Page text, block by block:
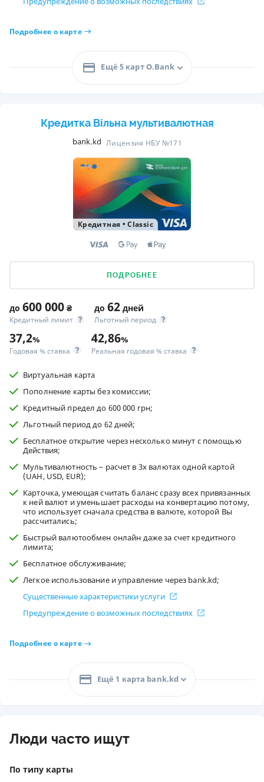
Подробнее о карте
Ещё 5 карт O.Bank
Кредитка Вільна мультивалютная
bank.kd Лицензия НБУ №171
Кредитная •Classic
ПОДРОБНЕЕ
до 600 000 ₴
Кредитный лимит
до 62 дней
Льготный период
37,2%
Годовая % ставка
42,86%
Реальная годовая % ставка
Виртуальная карта
Пополнение карты без комиссии;
Кредитный предел до 600 000 грн;
Льготный период до 62 дней;
Бесплатное открытие через несколько минут с помощью
Действия;
Мультивалютность – расчет в 3х валютах одной картой
(UAH, USD, EUR);
Карточка, умеющая считать баланс сразу всех привязанных
к ней валют и уменьшает расходы на конвертацию потому,
что использует сначала средства в валюте, которой Вы
рассчитались;
Быстрый валютообмен онлайн даже за счет кредитного
лимита;
Бесплатное обслуживание;
Легкое использование и управление через bank.kd;
Существенные характеристики услуги
Предупреждение о возможных последствиях
Подробнее о карте
Ещё 1 карта bank.kd
Люди часто ищут
По типу карты